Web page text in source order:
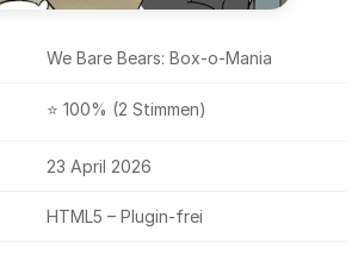
We Bare Bears: Box-o-Mania
⭐ 100% (2 Stimmen)
23 April 2026
HTML5 – Plugin-frei